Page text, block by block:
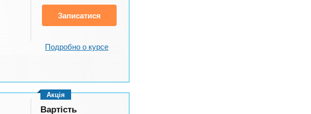
Записатися
Подробно о курсе
Акція
Вартість